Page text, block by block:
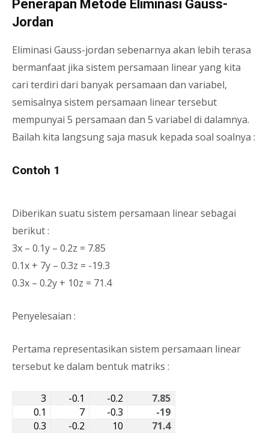
Penerapan Metode Eliminasi Gauss-
Jordan
Eliminasi Gauss-jordan sebenarnya akan lebih terasa
bermanfaat jika sistem persamaan linear yang kita
cari terdiri dari banyak persamaan dan variabel,
semisalnya sistem persamaan linear tersebut
mempunyai 5 persamaan dan 5 variabel di dalamnya.
Bailah kita langsung saja masuk kepada soal soalnya :
Contoh 1
Diberikan suatu sistem persamaan linear sebagai
berikut :
3x – 0.1y – 0.2z = 7.85
0.1x + 7y – 0.3z = -19.3
0.3x – 0.2y + 10z = 71.4
Penyelesaian :
Pertama representasikan sistem persamaan linear
tersebut ke dalam bentuk matriks :
3 -0.1 -0.2
7.85
0.1
7 -0.3
-19
0.3
-0.2 10 71.4